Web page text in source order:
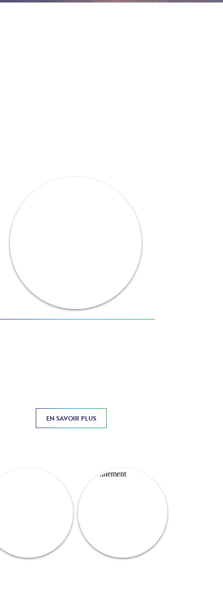
EN SAVOIR PLUS
Prochainement